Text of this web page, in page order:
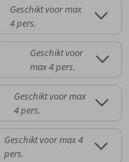
Geschikt voor max
4 pers.
Geschikt voor
max 4 pers.
Geschikt voor max
4 pers.
Geschikt voor max 4
pers.